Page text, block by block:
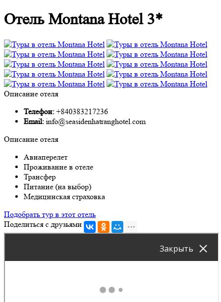
Отель Montana Hotel 3*
Описание отеля
Телефон: +840383217236
Email: info@seasidenhatranghotel.com
Описание отеля
Авиаперелет
Проживание в отеле
Трансфер
Питание (на выбор)
Медицинская страховка
Подобрать тур в этот отель
Поделиться с друзьями